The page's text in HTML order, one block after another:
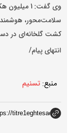
وی گفت: 1
سلامت‌محور،
کشت گلخانه‌ای در
انتهای پیام/
منبع: تسنیم